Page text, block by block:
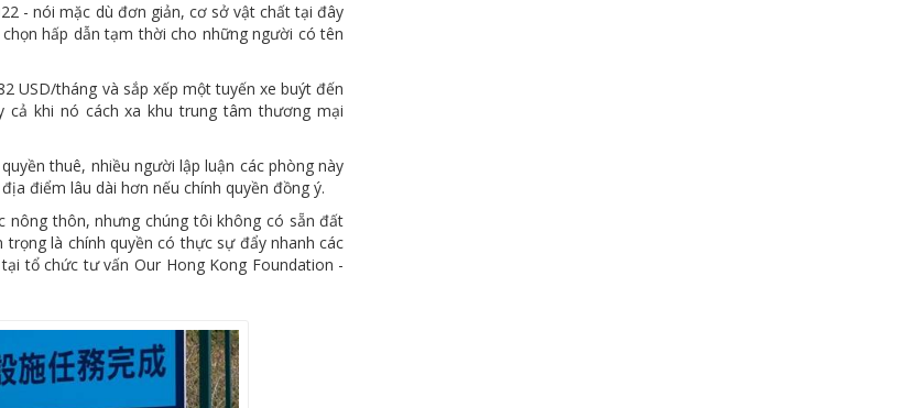
- nói mặc dù đơn giản, cơ sở vật chất tại đây
hấp dẫn tạm thời cho những người có tên
USD/tháng và sắp xếp một tuyến xe buýt đến
khi nó cách xa khu trung tâm thương mại
thuê, nhiều người lập luận các phòng này
điểm lâu dài hơn nếu chính quyền đồng ý.
nông thôn, nhưng chúng tôi không có sẵn đất
là chính quyền có thực sự đẩy nhanh các
tổ chức tư vấn Our Hong Kong Foundation -